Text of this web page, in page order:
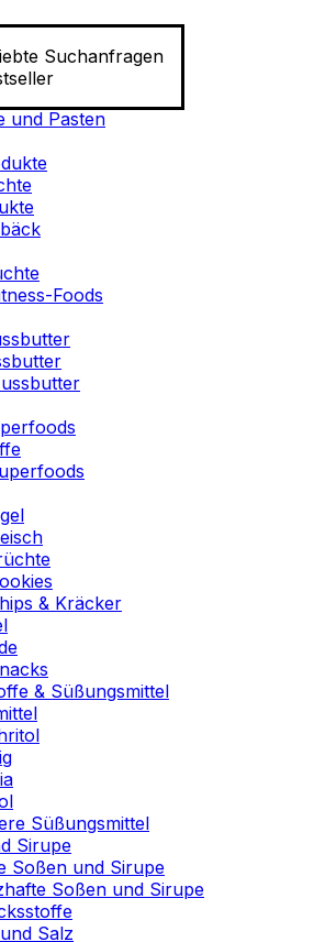
Suchanfragen
und Pasten
Foods
& Kräcker
& Süßungsmittel
Süßungsmittel
Sirupe
Soßen und Sirupe
Soßen und Sirupe
Salz